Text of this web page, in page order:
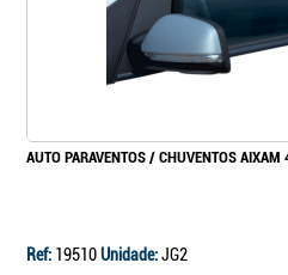
AUTO PARAVENTOS / CHUVENTOS
Ref: 19510Unidade:JG2